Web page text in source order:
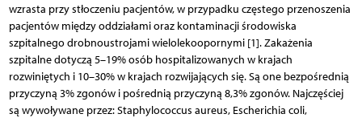
wzrasta przy stłoczeniu pacjentów, w przypadku częstego przenoszenia
pacjentów między oddziałami oraz kontaminacji środowiska
szpitalnego drobnoustrojami wielolekoopornymi [1]. Zakażenia
szpitalne dotyczą 5–19% osób hospitalizowanych w krajach
rozwiniętych i 10–30% w krajach rozwijających się. Są one bezpośrednią
przyczyną 3% zgonów i pośrednią przyczyną 8,3% zgonów. Najczęściej
są wywoływane przez: Staphylococcus aureus, Escherichia coli,